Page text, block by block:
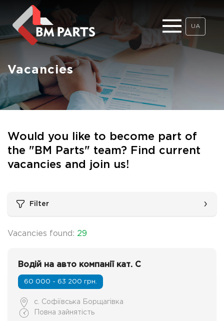
UA
Vacancies
Would you like to become part of
the "BM Parts" team? Find current
vacancies and join us!
Filter
Vacancies found: 29
Водій на авто компанії кат. C
60 000 - 63 200 грн.
с. Софіївська Борщагівка
Повна зайнятість